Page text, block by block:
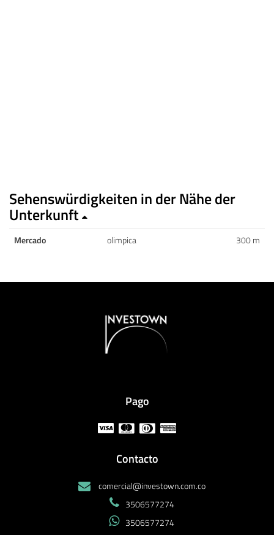
Sehenswürdigkeiten in der Nähe der
Unterkunft
Mercado olimpica 300 m
Pago
Contacto
comercial@investown.com.co
3506577274
3506577274